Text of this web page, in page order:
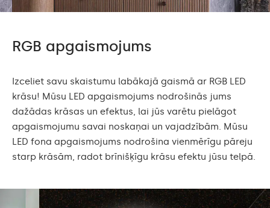
RGB apgaismojums
Izceliet savu skaistumu labākajā gaismā ar RGB LED
krāsu! Mūsu LED apgaismojums nodrošinās jums
dažādas krāsas un efektus, lai jūs varētu pielāgot
apgaismojumu savai noskaņai un vajadzībām. Mūsu
LED fona apgaismojums nodrošina vienmērīgu pāreju
starp krāsām, radot brīnišķīgu krāsu efektu jūsu telpā.